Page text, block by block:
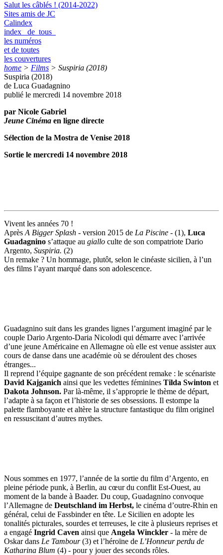
Salut les câblés ! (2014-2022)
Sites amis de JC
Calindex
index de tous
les numéros
et de toutes
les couvertures
home > Films > Suspiria (2018)
Suspiria (2018)
de Luca Guadagnino
publié le mercredi 14 novembre 2018
par Nicole Gabriel
Jeune Cinéma en ligne directe
Sélection de la Mostra de Venise 2018
Sortie le mercredi 14 novembre 2018
Vivent les années 70 !
Après A Bigger Splash - version 2015 de La Piscine - (1), Luca
Guadagnino s’attaque au giallo culte de son compatriote Dario
Argento, Suspiria. (2)
Un remake ? Un hommage, plutôt, selon le cinéaste sicilien, à l’un
des films l’ayant marqué dans son adolescence.
Guadagnino suit dans les grandes lignes l’argument imaginé par le
couple Dario Argento-Daria Nicolodi qui démarre avec l’arrivée
d’une jeune Américaine en Allemagne où elle est venue assister aux
cours de danse dans une académie où se déroulent des choses
étranges...
Il reprend l’équipe gagnante de son précédent remake : le scénariste
David Kajganich ainsi que les vedettes féminines Tilda Swinton et
Dakota Johnson. Par là-même, il s’approprie le thème de départ,
l’adapte à sa façon et l’historie de ses obsessions. Il estompe la
palette flamboyante et altère la structure fantastique du film originel
en ressuscitant d’autres mythes.
Nous sommes en 1977, l’année de la sortie du film d’Argento, en
pleine période punk, à Berlin, au cœur du conflit Est-Ouest, au
moment de la bande à Baader. Du coup, Guadagnino convoque
l’Allemagne de Deutschland im Herbst, le cinéma d’outre-Rhin en
général, celui de Fassbinder en tête. Le Sicilien en adopte les
tonalités picturales, sourdes et terreuses, le cite à plusieurs reprises et
a engagé Ingrid Caven ainsi que Angela Winckler - la mère de
Oskar dans Le Tambour(3) et l’héroïne de L’Honneur perdu de
Katharina Blum (4) - pour y jouer des seconds rôles.